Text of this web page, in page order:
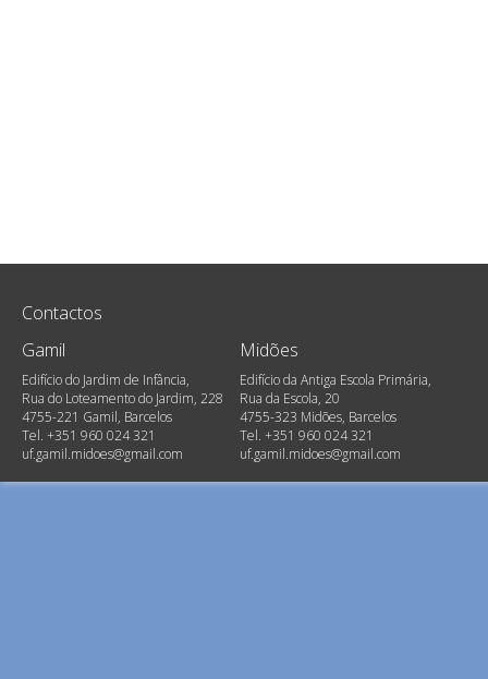
Contactos
Gamil
Edifício do Jardim de Infância,
Rua do Loteamento do Jardim, 228
4755-221 Gamil, Barcelos
Tel. +351 960 024 321
uf.gamil.midoes@gmail.com
Midões
Edifício da Antiga Escola Primária,
Rua da Escola, 20
4755-323 Midões, Barcelos
Tel. +351 960 024 321
uf.gamil.midoes@gmail.com